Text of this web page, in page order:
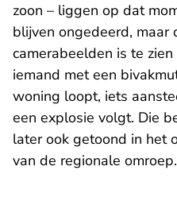
zoon – liggen op dat
blijven ongedeerd, maar
camerabeelden is te
iemand met een
woning loopt, iets
een explosie volgt. Die
later ook getoond in het
van de regionale omroep.